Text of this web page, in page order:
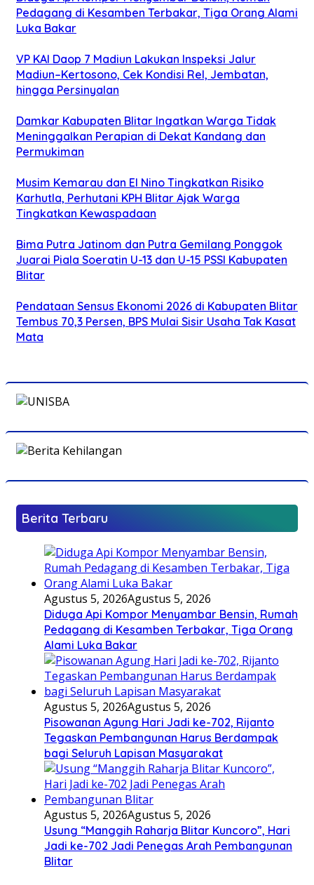
Pedagang di Kesamben Terbakar, Tiga Orang Alami
Luka Bakar
VP KAI Daop 7 Madiun Lakukan Inspeksi Jalur
Madiun–Kertosono, Cek Kondisi Rel, Jembatan,
hingga Persinyalan
Damkar Kabupaten Blitar Ingatkan Warga Tidak
Meninggalkan Perapian di Dekat Kandang dan
Permukiman
Musim Kemarau dan El Nino Tingkatkan Risiko
Karhutla, Perhutani KPH Blitar Ajak Warga
Tingkatkan Kewaspadaan
Bima Putra Jatinom dan Putra Gemilang Ponggok
Juarai Piala Soeratin U-13 dan U-15 PSSI Kabupaten
Blitar
Pendataan Sensus Ekonomi 2026 di Kabupaten Blitar
Tembus 70,3 Persen, BPS Mulai Sisir Usaha Tak Kasat
Mata
Berita Terbaru
Agustus 5, 2026Agustus 5, 2026
Diduga Api Kompor Menyambar Bensin, Rumah
Pedagang di Kesamben Terbakar, Tiga Orang
Alami Luka Bakar
Agustus 5, 2026Agustus 5, 2026
Pisowanan Agung Hari Jadi ke-702, Rijanto
Tegaskan Pembangunan Harus Berdampak
bagi Seluruh Lapisan Masyarakat
Agustus 5, 2026Agustus 5, 2026
Usung “Manggih Raharja Blitar Kuncoro”, Hari
Jadi ke-702 Jadi Penegas Arah Pembangunan
Blitar